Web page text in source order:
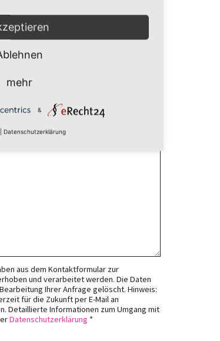
aus dem Kontaktformular zur
und verarbeitet werden. Die Daten
Ihrer Anfrage gelöscht. Hinweis:
für die Zukunft per E-Mail an
Detaillierte Informationen zum Umgang mit
Datenschutzerklärung *
mehr
&
Datenschutzerklärung